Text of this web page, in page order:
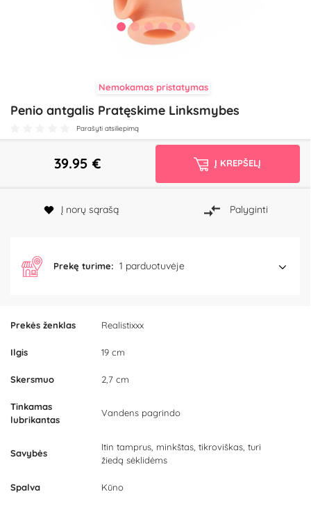
Nemokamas pristatymas
Penio antgalis Pratęskime Linksmybes
Parašyti atsiliepimą
Prekės ženklas Realistixxx
Ilgis 19 cm
Skersmuo 2,7 cm
Tinkamas
lubrikantas
Vandens pagrindo
Savybės
Itin tamprus, minkštas, tikroviškas, turi
žiedą sėklidėms
Spalva Kūno
39.95 € Į KREPŠELĮ
Į norų sąrašą Palyginti
Prekę turime: 1 parduotuvėje